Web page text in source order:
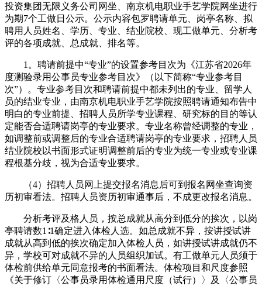
投资集团无限义务公司网坐、南京机电职业手艺学院网坐进行
为期7个工做日公示。公示内容包罗聘请单元、岗亭名称、拟
聘用人员姓名、学历、专业、结业院校、现工做单元、分析考
评的各项成就、总成就、排名等。
1。聘请前提中“专业”的设置参考目次为《江苏省2026年
度测验录用公事员专业参考目次》（以下简称“专业参考目
次”）。专业参考目次和聘请前提中都未列出的专业、留学人
员的结业专业，由南京机电职业手艺学院按照聘请通知布告中
明白的专业前提、招聘人员所学专业课程、研究标的目的等认
定能否合适聘请岗亭的专业要求。专业名称曾经调整的专业，
如调整前或调整后的专业合适聘请岗亭的专业要求，招聘人员
结业院校以书面形式证明调整前后的专业为统一专业或专业课
程根基分歧，视为合适专业要求。
（4）招聘人员网上提交报名消息后可到报名网坐查询资
历初审看法。招聘人员资历初审通事后，不成更改报名消息。
分析考评及格人员，按总成就从高分到低分的挨次，以岗
亭聘请数1∶1确定进入体检人选。如总成就不异，按讲授试讲
成就从高到低的挨次确定加入体检人员，如讲授试讲成就仍不
异，学校可对成就不异的人员组织加试。有工做单元人员须于
体检前供给单元同意报考的书面看法。体检项目和尺度参照
《关于修订〈公事员录用体检通用尺度（试行）〉及〈公事员